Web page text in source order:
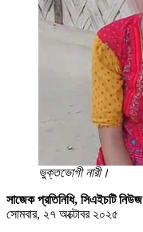
ভুক্তভোগী নারী।
সাজেক প্রতিনিধি, সিএইচটি নিউজ
সোমবার, ২৭ অক্টোবর ২০২৫